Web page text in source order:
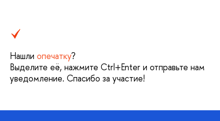
Нашли опечатку?
Выделите её, нажмите Ctrl+Enter и отправьте нам
уведомление. Спасибо за участие!